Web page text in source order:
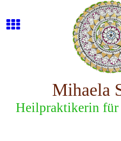
Mihaela
Heilpraktikerin für